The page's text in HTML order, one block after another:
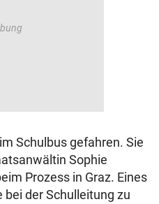
Schulbus gefahren. Sie
Sophie
Prozess in Graz. Eines
bei der Schulleitung zu